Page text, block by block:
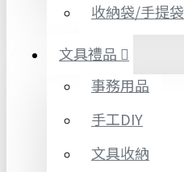
收納袋/手提袋
文具禮品
事務用品
手工DIY
文具收納